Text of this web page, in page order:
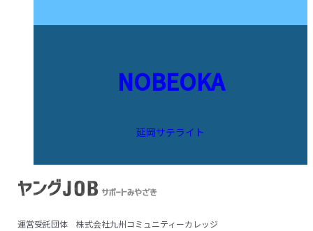
NOBEOKA
延岡サテライト
運営受託団体 株式会社九州コミュニティーカレッジ